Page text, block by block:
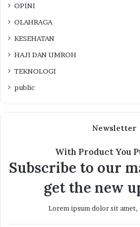
OPINI
OLAHRAGA
KESEHATAN
HAJI DAN UMROH
TEKNOLOGI
public
Newsletter
With Product You
Subscribe to our
get the new
Lorem ipsum dolor sit amet,